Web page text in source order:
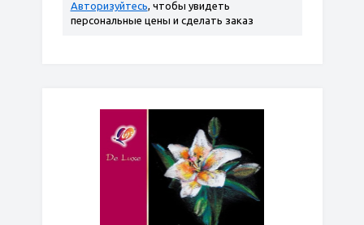
Авторизуйтесь, чтобы увидеть
персональные цены и сделать заказ